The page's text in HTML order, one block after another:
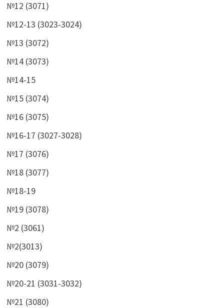
№12 (3071)
№12-13 (3023-3024)
№13 (3072)
№14 (3073)
№14-15
№15 (3074)
№16 (3075)
№16-17 (3027-3028)
№17 (3076)
№18 (3077)
№18-19
№19 (3078)
№2 (3061)
№2(3013)
№20 (3079)
№20-21 (3031-3032)
№21 (3080)